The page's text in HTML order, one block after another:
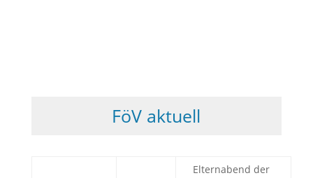
FöV aktuell
Elternabend der